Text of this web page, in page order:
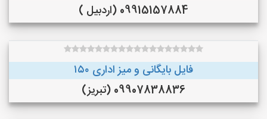
09915157884 (اردبیل )
فایل بایگانی و میز اداری ۱۵۰
09907838836 (تبریز)